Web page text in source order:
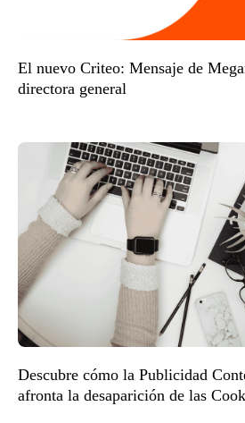
El nuevo Criteo: Mensaje de
directora general
Descubre cómo la Publicidad
afronta la desaparición de las